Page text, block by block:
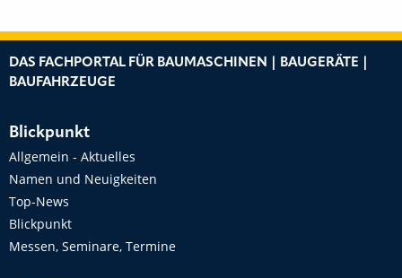
DAS FACHPORTAL FÜR BAUMASCHINEN | BAUGERÄTE |
BAUFAHRZEUGE
Blickpunkt
Allgemein - Aktuelles
Namen und Neuigkeiten
Top-News
Blickpunkt
Messen, Seminare, Termine